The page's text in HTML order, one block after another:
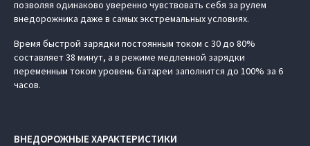
позволяя одинаково уверенно чувствовать себя за рулем
внедорожника даже в самых экстремальных условиях.
Время быстрой зарядки постоянным током с 30 до 80%
составляет 38 минут, а в режиме медленной зарядки
переменным током уровень батареи заполнится до 100% за 6
часов.
ВНЕДОРОЖНЫЕ ХАРАКТЕРИСТИКИ